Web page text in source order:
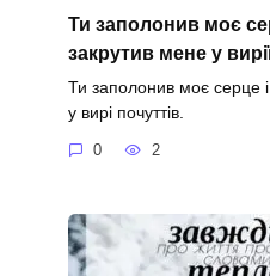
Ти заполонив моє
закрутив мене у
Ти заполонив моє серце
у вирі почуттів.
0 2